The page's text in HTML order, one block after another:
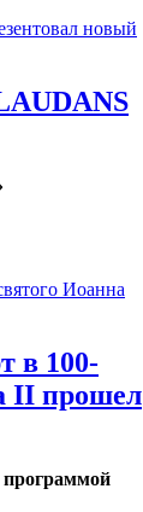
в 100-
II прошел
программой